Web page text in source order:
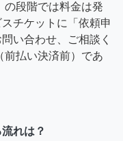
の段階では料金は発
チケットに「依頼申
い合わせ、ご相談く
払い決済前）であ
れは？